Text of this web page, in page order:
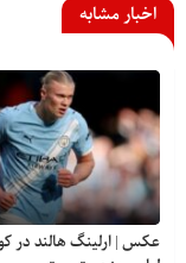
اخبار مشابه
عکس | ارلینگ هالند در